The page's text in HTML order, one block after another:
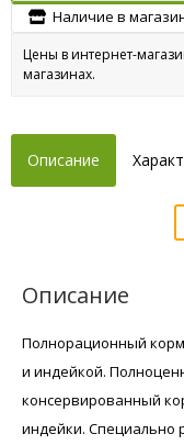
Наличие в
Цены в интернет-
магазинах.
Описание
Описание
Полнорационный
и индейкой.
консервированный
индейки. Специально